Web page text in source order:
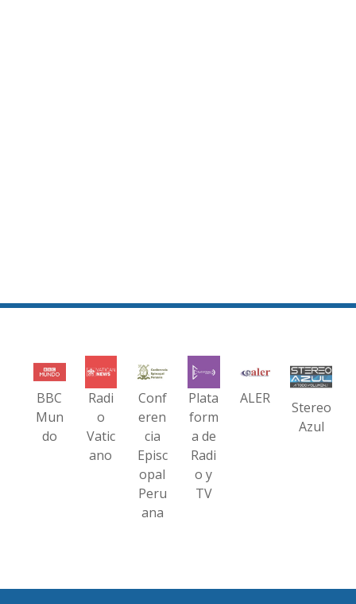
BBC
Mun
do
Radi
o
Vatic
ano
Conf
eren
cia
Episc
opal
Peru
ana
Plata
form
a de
Radi
o y
TV
ALER
Stereo
Azul